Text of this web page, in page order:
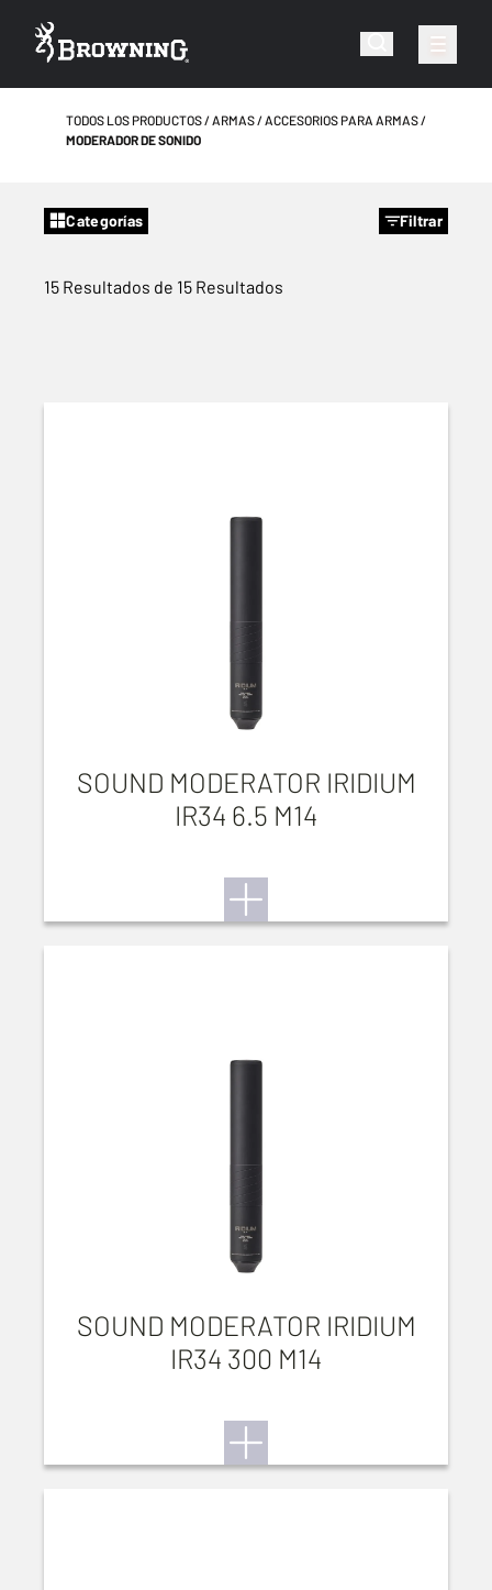
TODOS LOS PRODUCTOS ARMAS
ACCESORIOS PARA ARMAS
MODERADOR DE SONIDO
Categorías Filtrar
15 Resultados de 15 Resultados
SOUND MODERATOR IRIDIUM
IR34 6.5 M14
SOUND MODERATOR IRIDIUM
IR34 300 M14